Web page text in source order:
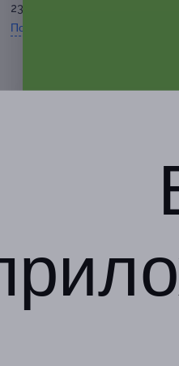
230-56-56
Показать номер телефона